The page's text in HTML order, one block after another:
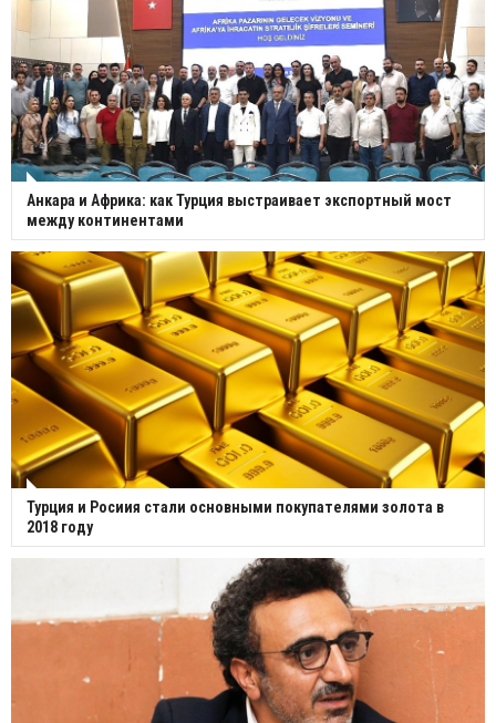
Анкара и Африка: как Турция выстраивает экспортный мост
между континентами
Турция и Росиия стали основными покупателями золота в
2018 году